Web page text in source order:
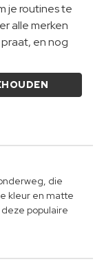
je routines te
alle merken
en nog
die
kleur en matte
populaire